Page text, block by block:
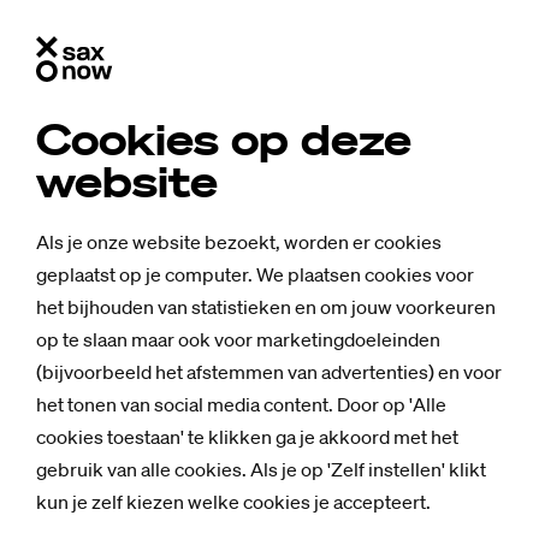
Cookies op deze
website
Als je onze website bezoekt, worden er cookies
geplaatst op je computer. We plaatsen cookies voor
het bijhouden van statistieken en om jouw voorkeuren
op te slaan maar ook voor marketingdoeleinden
(bijvoorbeeld het afstemmen van advertenties) en voor
het tonen van social media content. Door op 'Alle
cookies toestaan' te klikken ga je akkoord met het
gebruik van alle cookies. Als je op 'Zelf instellen' klikt
kun je zelf kiezen welke cookies je accepteert.
Mensen